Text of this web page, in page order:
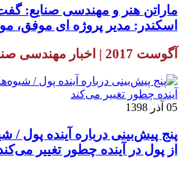
ماراتن هنر و مهندسی صنایع:
اسکندر: مدیر پروژه ای موفق،
آگوست 2017 | اخبار مهندسی صنایع ایران
05 آذر 1398
پنج پیش‌بینی درباره آینده پول /
از پول در آینده چطور تغییر